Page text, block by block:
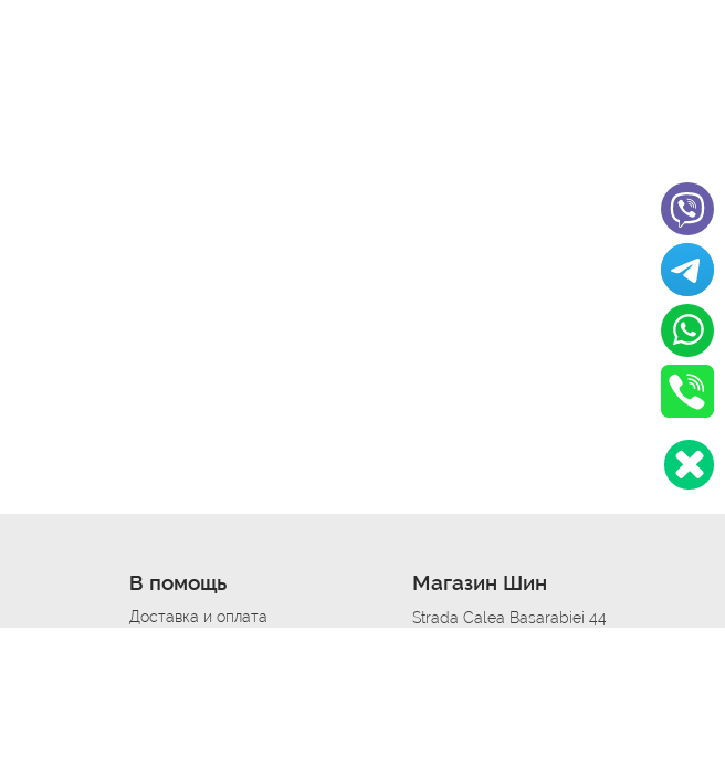
В помощь
Доставка и оплата
Магазин Шин
Strada Calea Basarabiei 44